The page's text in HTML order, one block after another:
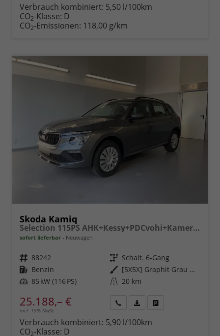
anfordern
Datei,
Verbrauch kombiniert: 5,50 l/100km
CO2-Klasse: D
CO2-Emissionen: 118,00 g/km
Skoda Kamiq
Selection 115PS AHK+Kessy+PDCvohi+Kamera+Climatronic+AppConnect+Sitzheizung
sofort lieferbar Neuwagen
Fahrzeugnr. 88242 Getriebe Schalt. 6-Gang
Kraftstoff Benzin Außenfarbe
[5X5X] Graphit Grau Metallic
Leistung 85 kW (116 PS) Kilometerstand 20 km
25.188,– €
incl. 19% MwSt.
anfordern
Datei,
Verbrauch kombiniert: 5,90 l/100km
CO2-Klasse: D